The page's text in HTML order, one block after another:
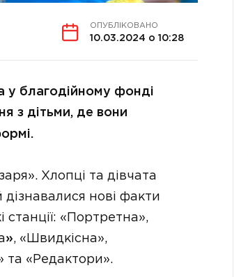
ОПУБЛІКОВАНО
10.03.2024 о 10:28
у благодійному фонді
з дітьми, де вони
Хлопці та дівчата
нові факти
«Портретна»,
», «Швидкісна»,
та «Редактори».